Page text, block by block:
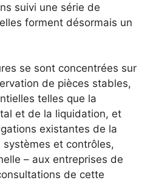
suivi une série de
forment désormais un
se sont concentrées sur
de pièces stables,
telles que la
et de la liquidation, et
existantes de la
systèmes et contrôles,
– aux entreprises de
de cette